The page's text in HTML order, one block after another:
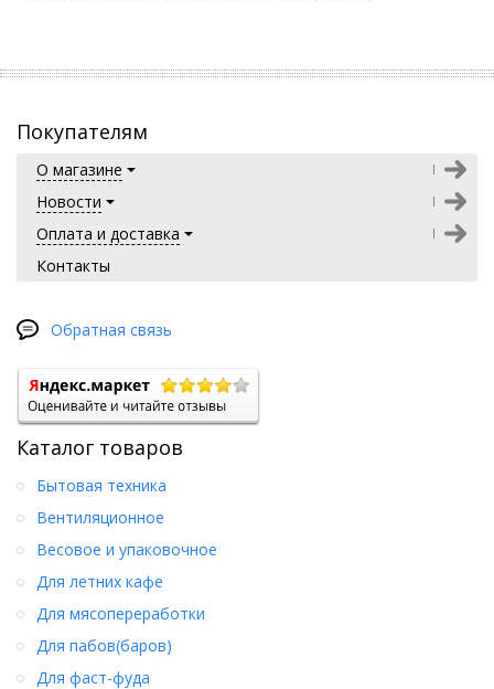
Покупателям
О магазине
Новости
Оплата и доставка
Контакты
Обратная связь
Каталог товаров
Бытовая техника
Вентиляционное
Весовое и упаковочное
Для летних кафе
Для мясопереработки
Для пабов(баров)
Для фаст-фуда